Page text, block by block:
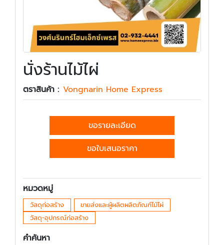
นั่งร้านไม้ไผ่
ตราสินค้า : Vongnarin Home Express
ขอรายละเอียด
ขอใบเสนอราคา
หมวดหมู่
วัสดุก่อสร้าง
ขายส่งและผู้ผลิตผลิตภัณฑ์ไม้ไผ่
วัสดุ-อุปกรณ์ก่อสร้าง
คำค้นหา